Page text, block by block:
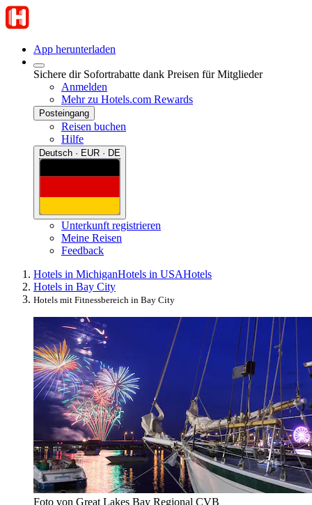
App herunterladen
Sichere dir Sofortrabatte dank Preisen für Mitglieder
Anmelden
Mehr zu Hotels.com Rewards
Posteingang
Reisen buchen
Hilfe
Deutsch · EUR · DE
Unterkunft registrieren
Meine Reisen
Feedback
Hotels in MichiganHotels in USAHotels
Hotels in Bay City
Hotels mit Fitnessbereich in Bay City
Foto von Great Lakes Bay Regional CVB